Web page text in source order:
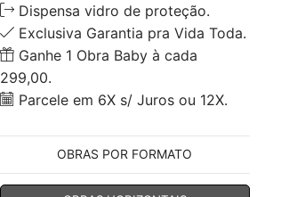
Dispensa vidro de proteção.
Exclusiva Garantia pra Vida Toda.
Ganhe 1 Obra Baby à cada
299,00.
Parcele em 6X s/ Juros ou 12X.
OBRAS POR FORMATO